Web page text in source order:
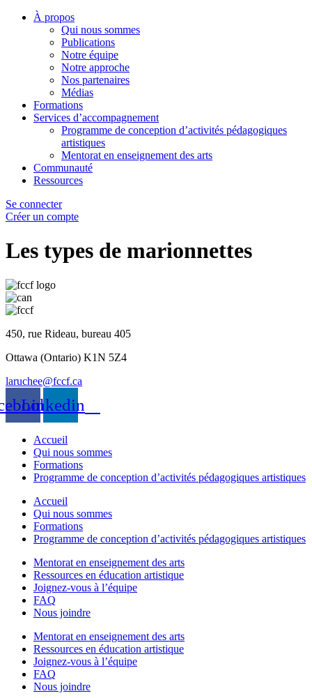
À propos
Qui nous sommes
Publications
Notre équipe
Notre approche
Nos partenaires
Médias
Formations
Services d’accompagnement
Programme de conception d’activités pédagogiques
artistiques
Mentorat en enseignement des arts
Communauté
Ressources
Se connecter
Créer un compte
Les types de marionnettes
450, rue Rideau, bureau 405
Ottawa (Ontario) K1N 5Z4
laruchee@fccf.ca
Linkedin
Accueil
Qui nous sommes
Formations
Programme de conception d’activités pédagogiques artistiques
Accueil
Qui nous sommes
Formations
Programme de conception d’activités pédagogiques artistiques
Mentorat en enseignement des arts
Ressources en éducation artistique
Joignez-vous à l’équipe
FAQ
Nous joindre
Mentorat en enseignement des arts
Ressources en éducation artistique
Joignez-vous à l’équipe
FAQ
Nous joindre